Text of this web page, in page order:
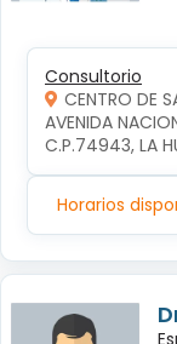
Consultorio
CENTRO DE
AVENIDA
C.P.74943, LA
Horarios